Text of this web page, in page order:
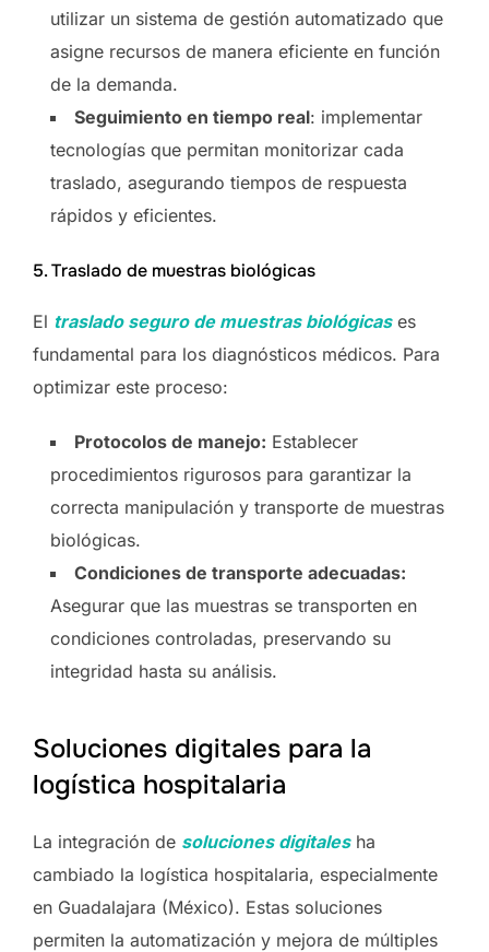
utilizar un sistema de gestión automatizado que
asigne recursos de manera eficiente en función
de la demanda.
Seguimiento en tiempo real: implementar
tecnologías que permitan monitorizar cada
traslado, asegurando tiempos de respuesta
rápidos y eficientes.
5. Traslado de muestras biológicas
El traslado seguro de muestras biológicases
fundamental para los diagnósticos médicos. Para
optimizar este proceso:
Protocolos de manejo: Establecer
procedimientos rigurosos para garantizar la
correcta manipulación y transporte de muestras
biológicas.
Condiciones de transporte adecuadas:
Asegurar que las muestras se transporten en
condiciones controladas, preservando su
integridad hasta su análisis.
Soluciones digitales para la
logística hospitalaria
La integración de soluciones digitalesha
cambiado la logística hospitalaria, especialmente
en Guadalajara (México). Estas soluciones
permiten la automatización y mejora de múltiples